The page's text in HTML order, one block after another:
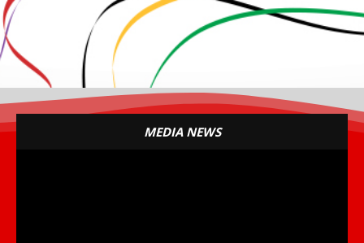
MEDIA NEWS